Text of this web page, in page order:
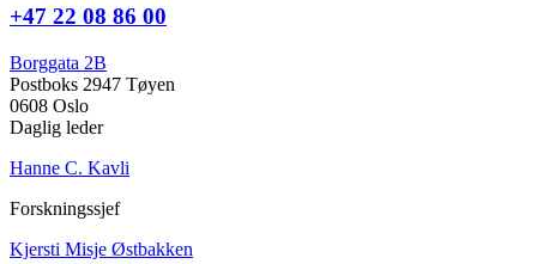
+47 22 08 86 00
Borggata 2B
Postboks 2947 Tøyen
0608 Oslo
Daglig leder
Hanne C. Kavli
Forskningssjef
Kjersti Misje Østbakken